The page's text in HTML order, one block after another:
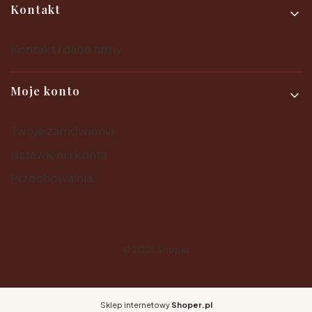
Kontakt
Moje konto
Sklep internetowy Shoper.pl